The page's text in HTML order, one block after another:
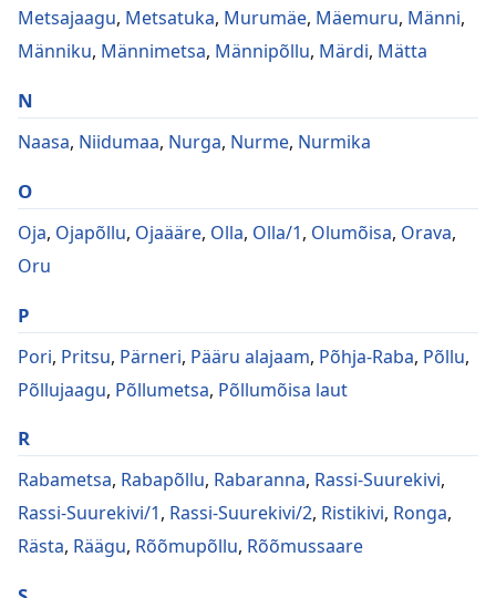
Metsajaagu, Metsatuka, Murumäe, Mäemuru, Männi,
Männiku, Männimetsa, Männipõllu, Märdi, Mätta
N
Naasa, Niidumaa, Nurga, Nurme, Nurmika
O
Oja, Ojapõllu, Ojaääre, Olla, Olla/1, Olumõisa, Orava,
Oru
P
Pori, Pritsu, Pärneri, Pääru alajaam, Põhja-Raba, Põllu,
Põllujaagu, Põllumetsa, Põllumõisa laut
R
Rabametsa, Rabapõllu, Rabaranna, Rassi-Suurekivi,
Rassi-Suurekivi/1, Rassi-Suurekivi/2, Ristikivi, Ronga,
Rästa, Räägu, Rõõmupõllu, Rõõmussaare